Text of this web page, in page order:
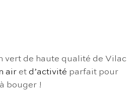
vert de haute qualité de Vilac
air et d’activité parfait pour
bouger !